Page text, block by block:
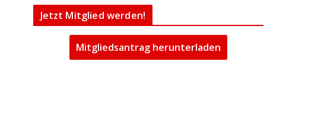
Jetzt Mitglied werden!
Mitgliedsantrag herunterladen